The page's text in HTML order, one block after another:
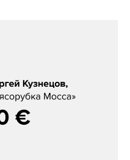
«Мясорубка